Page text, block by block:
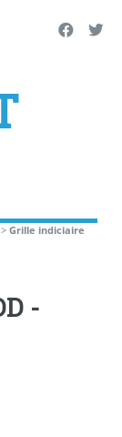
> Grille indiciaire
-